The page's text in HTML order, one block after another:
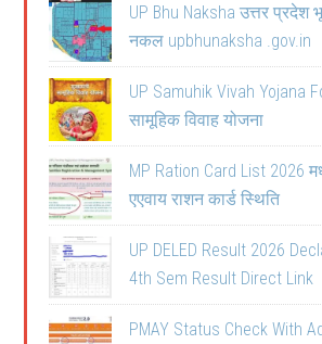
UP Bhu Naksha उत्तर प्रदेश
नकल upbhunaksha .gov.in
UP Samuhik Vivah Yojana
सामूहिक विवाह योजना
MP Ration Card List 2026
एएवाय राशन कार्ड स्थिति
UP DELED Result 2026
4th Sem Result Direct Link
PMAY Status Check With